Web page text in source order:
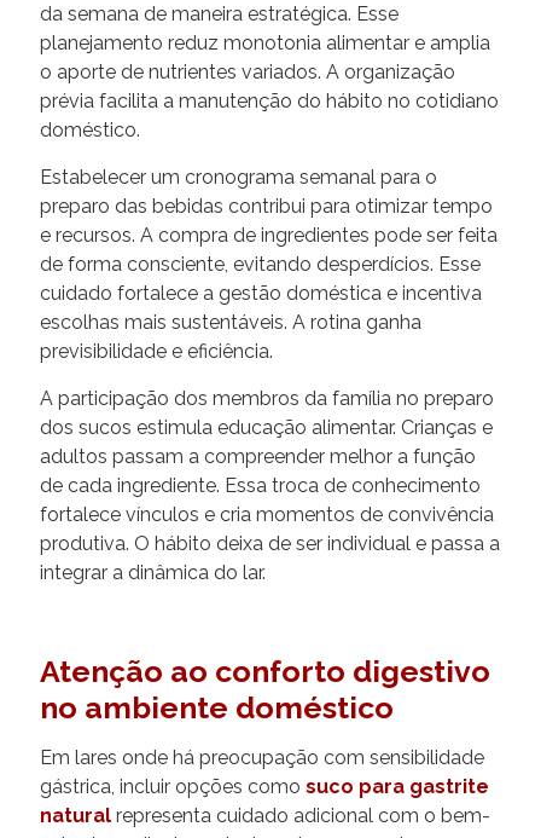
da semana de maneira estratégica. Esse
planejamento reduz monotonia alimentar e amplia
o aporte de nutrientes variados. A organização
prévia facilita a manutenção do hábito no cotidiano
doméstico.
Estabelecer um cronograma semanal para o
preparo das bebidas contribui para otimizar tempo
e recursos. A compra de ingredientes pode ser feita
de forma consciente, evitando desperdícios. Esse
cuidado fortalece a gestão doméstica e incentiva
escolhas mais sustentáveis. A rotina ganha
previsibilidade e eficiência.
A participação dos membros da família no preparo
dos sucos estimula educação alimentar. Crianças e
adultos passam a compreender melhor a função
de cada ingrediente. Essa troca de conhecimento
fortalece vínculos e cria momentos de convivência
produtiva. O hábito deixa de ser individual e passa a
integrar a dinâmica do lar.
Atenção ao conforto digestivo
no ambiente doméstico
Em lares onde há preocupação com sensibilidade
gástrica, incluir opções como suco para gastrite
natural representa cuidado adicional com o bem-